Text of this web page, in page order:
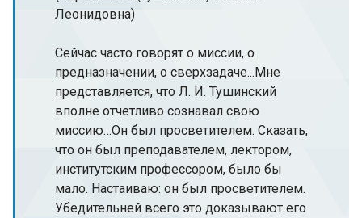
Леонидовна)
Сейчас часто говорят о миссии, о
предназначении, о сверхзадаче...Мне
представляется, что Л. И. Тушинский
вполне отчетливо сознавал свою
миссию…Он был просветителем. Сказать,
что он был преподавателем, лектором,
институтским профессором, было бы
мало. Настаиваю: он был просветителем.
Убедительней всего это доказывают его